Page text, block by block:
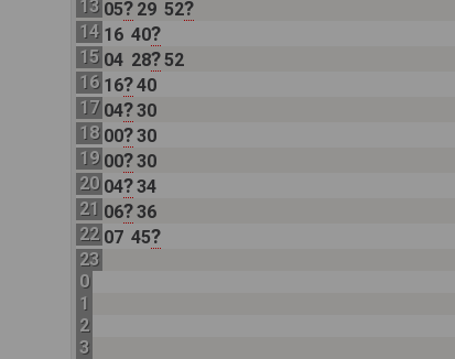
13 05? 29 52?
14 16 40?
15 04 28?52
16 16?40
17 04?30
18 00?30
19 00?30
20 04?34
21 06?36
22 07 45?
23
0
1
2
3